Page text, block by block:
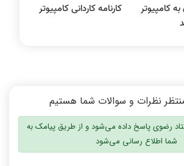
کامپیوتر
کارنامه کاردانی کامپیوتر
نظرات و سوالات شما هستیم
رضوی پاسخ داده می‌شود و از طریق پیامک به
شما اطلاع رسانی می‌شود